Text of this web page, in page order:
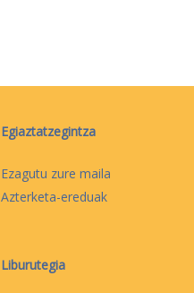
Egiaztatzegintza
Ezagutu zure maila
Azterketa-ereduak
Liburutegia